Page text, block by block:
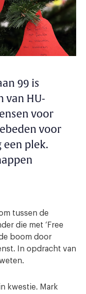
99 is
van HU-
voor
voor
plek.
tussen de
die met ‘Free
boom door
In opdracht van
kwestie. Mark